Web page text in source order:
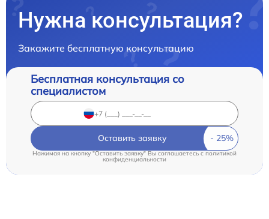
Нужна консультация?
Закажите бесплатную консультацию
Бесплатная консультация со
специалистом
Оставить заявку
Нажимая на кнопку "Оставить заявку" Вы соглашаетесь c политикой
конфиденциальности